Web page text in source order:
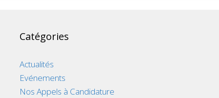
Catégories
Actualités
Evénements
Nos Appels à Candidature